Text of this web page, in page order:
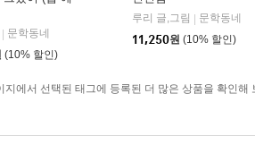
문학동네
(10% 할인)
루리 글,그림
문학동네
11,250원 (10% 할인)
지에서 선택된 태그에 등록된 더 많은 상품을 확인해